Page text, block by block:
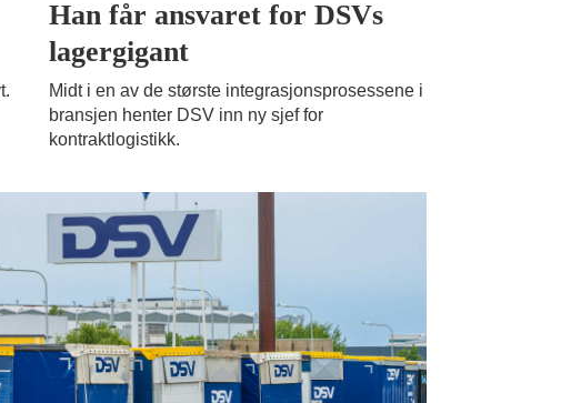
Han får ansvaret for DSVs
lagergigant
Midt i en av de største integrasjonsprosessene i
bransjen henter DSV inn ny sjef for
kontraktlogistikk.